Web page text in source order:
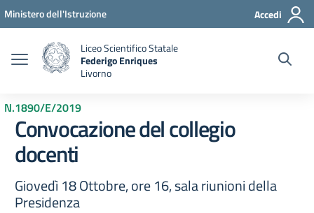
Vai ai contenuti
Vai al menu di navigazione
Vai al footer
Ministero dell'Istruzione Accedi
Liceo Scientifico Statale
Federigo Enriques
Livorno
N.1890/E/2019
Convocazione del collegio
docenti
Giovedì 18 Ottobre, ore 16, sala riunioni della
Presidenza